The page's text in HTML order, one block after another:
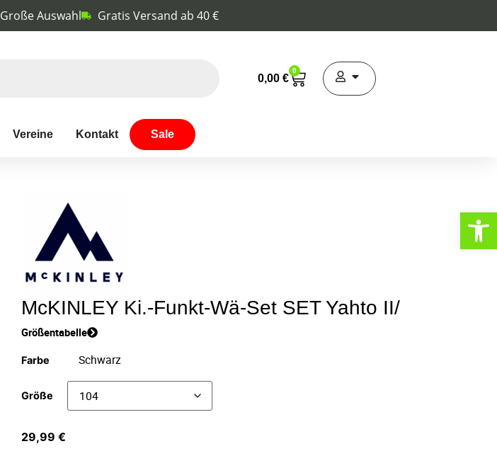
Große Auswahl Gratis Versand ab 40 €
0,00 €
0
Vereine Kontakt Sale
McKINLEY Ki.-Funkt-Wä-Set SET Yahto II/
Größentabelle
Farbe
Größe
29,99 €